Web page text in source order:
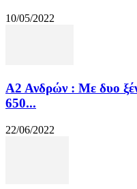
10/05/2022
Α2 Ανδρών : Με δυο
650...
22/06/2022